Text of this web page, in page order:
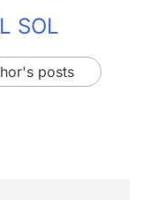
SOL
posts